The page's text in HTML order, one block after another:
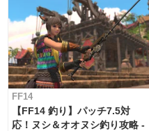
FF14
【FF14 釣り】パッチ7.5対
応！ヌシ＆オオヌシ釣り攻略 -